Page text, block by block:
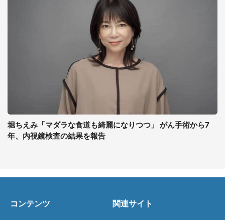
堀ちえみ「マダラな食道も綺麗になりつつ」 がん手術から7
年、内視鏡検査の結果を報告
コンテンツ 関連サイト